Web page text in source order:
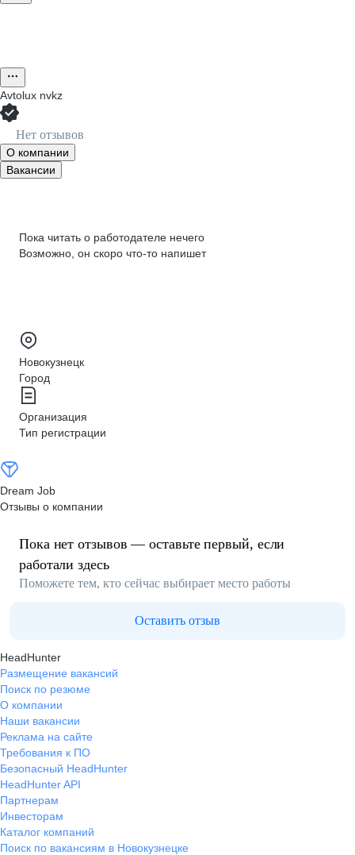
Avtolux nvkz
Нет отзывов
О компании
Вакансии
Пока читать о работодателе нечего
Возможно, он скоро что‑то напишет
Новокузнецк
Город
Организация
Тип регистрации
Dream Job
Отзывы о компании
Пока нет отзывов — оставьте первый, если
работали здесь
Поможете тем, кто сейчас выбирает место работы
Оставить отзыв
HeadHunter
Размещение вакансий
Поиск по резюме
О компании
Наши вакансии
Реклама на сайте
Требования к ПО
Безопасный HeadHunter
HeadHunter API
Партнерам
Инвесторам
Каталог компаний
Поиск по вакансиям в Новокузнецке